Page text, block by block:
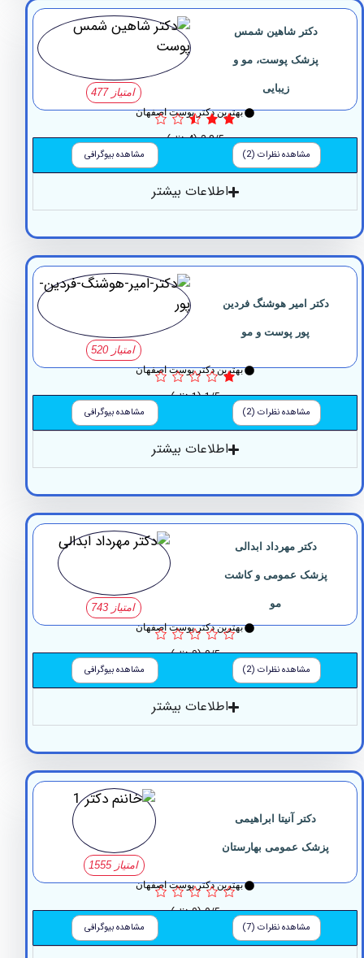
دکتر شاهین شمس
پزشک پوست، مو و
بهترین دکتر پوست اصفهان
2.8/5 (4 نظر)
مشاهده نظرات (2) مشاهده بیوگرافی
اطلاعات بیشتر
امیر هوشنگ فردین
پور پوست و مو
بهترین دکتر پوست اصفهان
1/5 (1 نظر)
مشاهده نظرات (2) مشاهده بیوگرافی
اطلاعات بیشتر
دکتر مهرداد ابدالی
عمومی و کاشت
بهترین دکتر پوست اصفهان
0/5 (0 نظر)
مشاهده نظرات (2) مشاهده بیوگرافی
اطلاعات بیشتر
دکتر آنیتا ابراهیمی
عمومی بهارستان
بهترین دکتر پوست اصفهان
0/5 (0 نظر)
مشاهده نظرات (7) مشاهده بیوگرافی